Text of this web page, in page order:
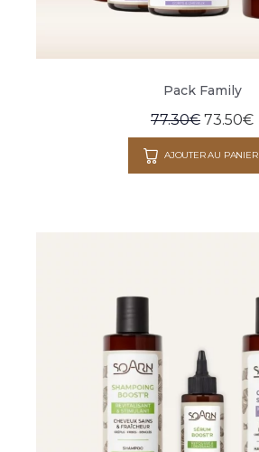
Pack Family
77.30€ 73.50€
AJOUTER AU PANIER